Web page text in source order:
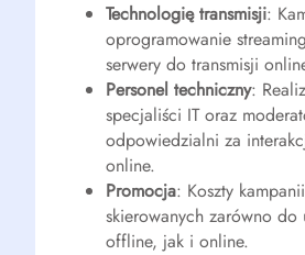
Technologię transmisji:
oprogramowanie
serwery do transmisji
Personel techniczny:
specjaliści IT oraz
odpowiedzialni za
online.
Promocja: Koszty
skierowanych zarówno do
offline, jak i online.